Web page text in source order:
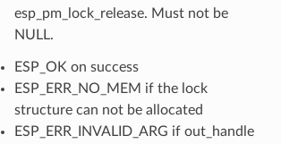
esp_pm_lock_release. Must not be
NULL.
ESP_OK on success
ESP_ERR_NO_MEM if the lock
structure can not be allocated
ESP_ERR_INVALID_ARG if out_handle